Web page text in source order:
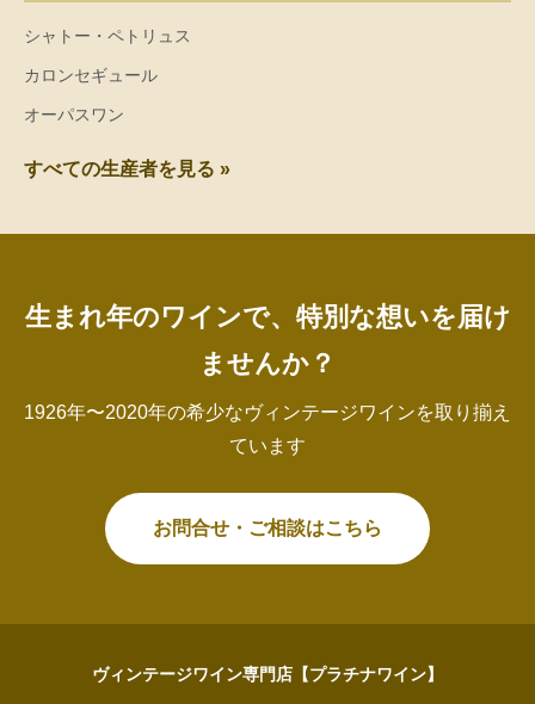
シャトー・ペトリュス
カロンセギュール
オーパスワン
すべての生産者を見る »
生まれ年のワインで、特別な想いを届け
ませんか？
1926年〜2020年の希少なヴィンテージワインを取り揃え
ています
お問合せ・ご相談はこちら
ヴィンテージワイン専門店【プラチナワイン】